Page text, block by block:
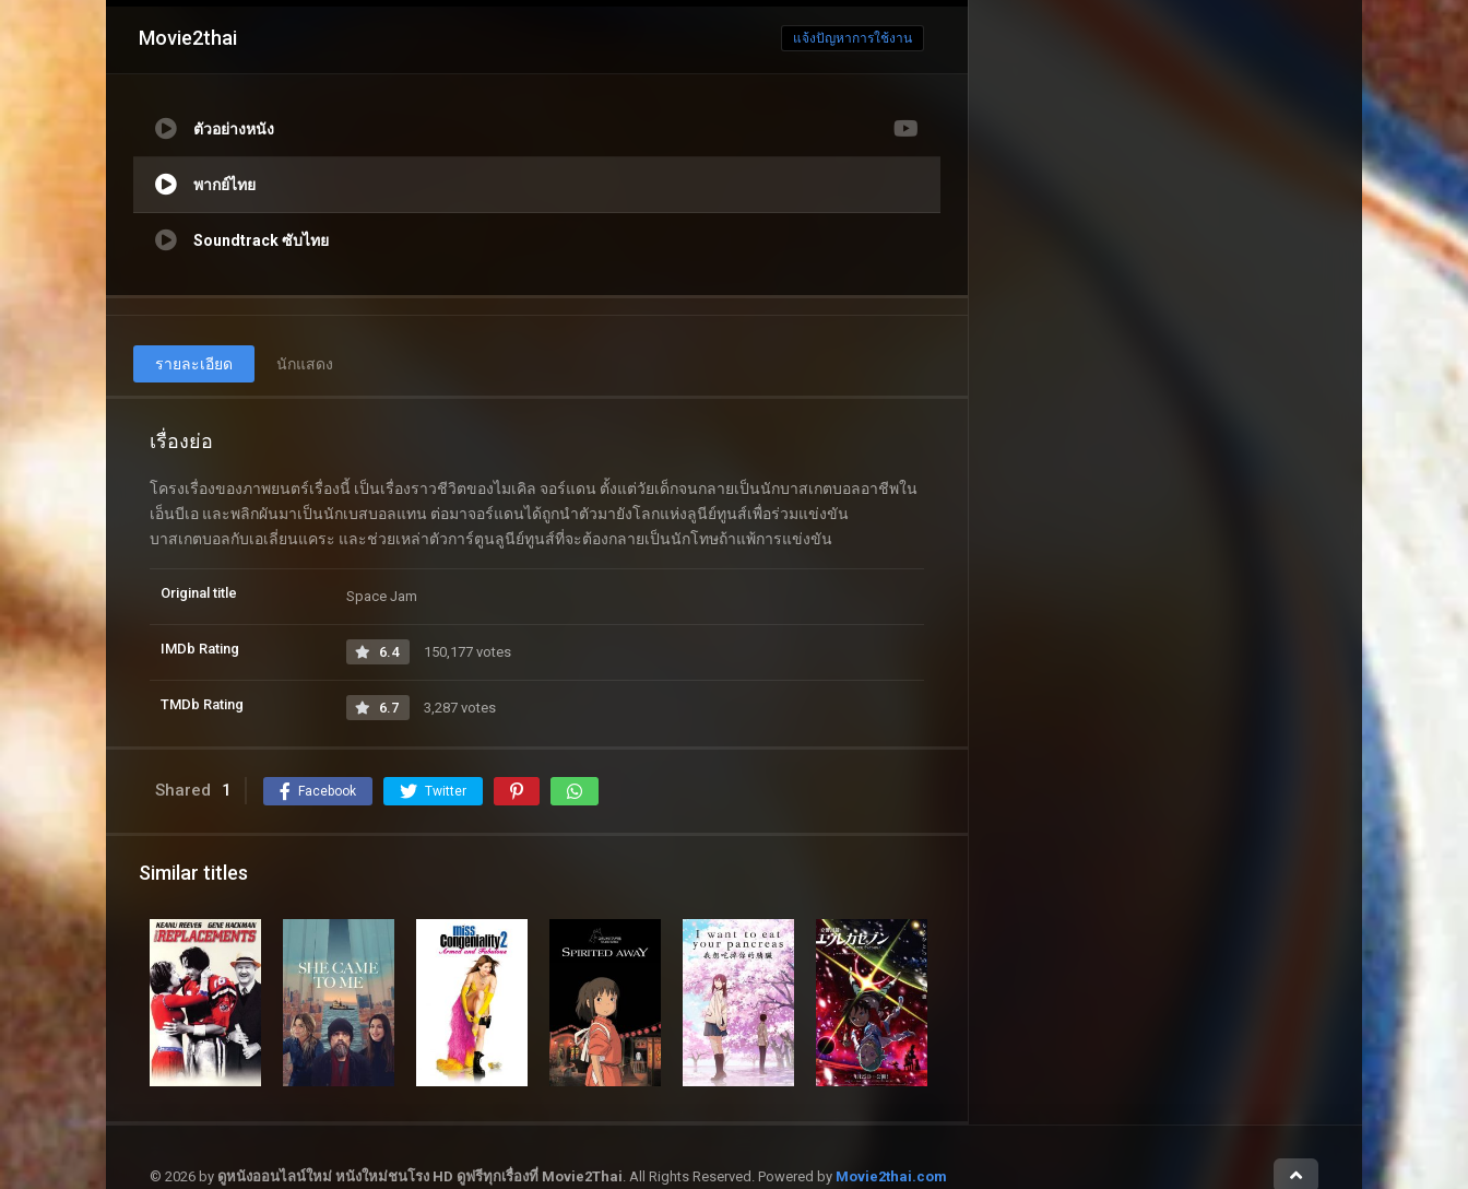
Movie2thai แจ้งปัญหาการใช้งาน
ตัวอย่างหนัง
พากย์ไทย
Soundtrack ซับไทย
รายละเอียด นักแสดง
เรื่องย่อ
โครงเรื่องของภาพยนตร์เรื่องนี้ เป็นเรื่องราวชีวิตของไมเคิล จอร์แดน ตั้งแต่วัยเด็กจนกลายเป็นนักบาสเกตบอลอาชีพใน
เอ็นบีเอ และพลิกผันมาเป็นนักเบสบอลแทน ต่อมาจอร์แดนได้ถูกนำตัวมายังโลกแห่งลูนีย์ทูนส์เพื่อร่วมแข่งขัน
บาสเกตบอลกับเอเลี่ยนแคระ และช่วยเหล่าตัวการ์ตูนลูนีย์ทูนส์ที่จะต้องกลายเป็นนักโทษถ้าแพ้การแข่งขัน
Original title Space Jam
IMDb Rating 6.4 150,177 votes
TMDb Rating 6.7 3,287 votes
Shared 1 Facebook Twitter
Similar titles
© 2026 by ดูหนังออนไลน์ใหม่ หนังใหม่ชนโรง HD ดูฟรีทุกเรื่องที่ Movie2Thai . All Rights Reserved. Powered by Movie2thai.com